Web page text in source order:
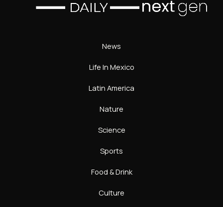
News
Life In Mexico
Latin America
Nature
Science
Sports
Food & Drink
Culture